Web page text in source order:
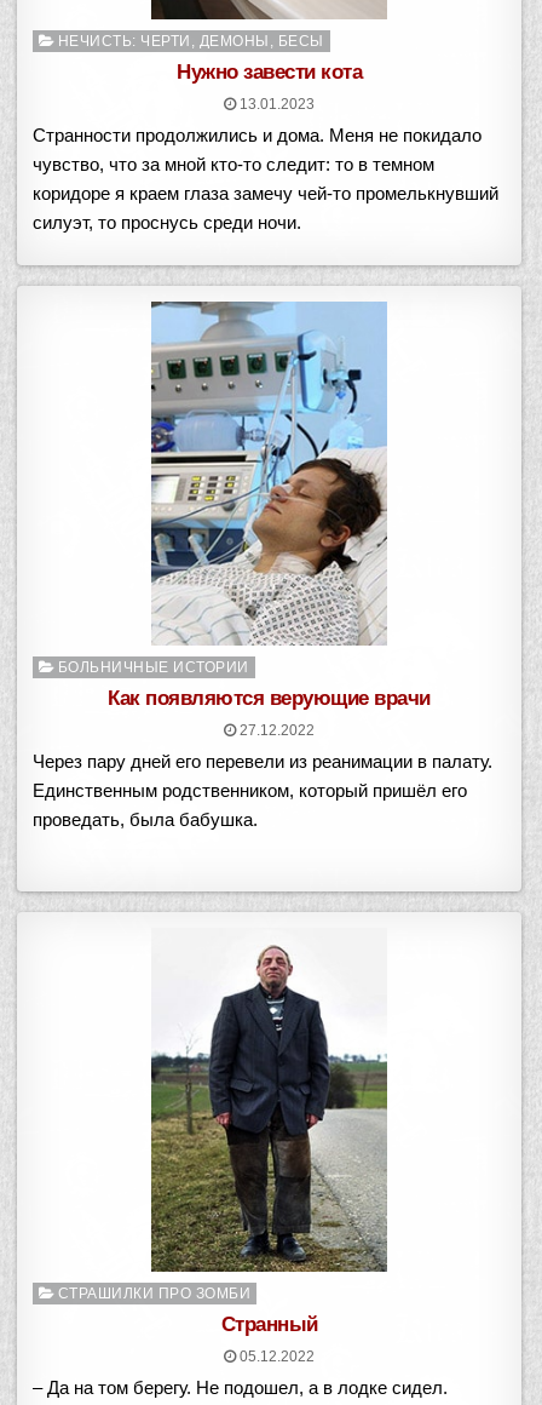
Опубликовано
НЕЧИСТЬ: ЧЕРТИ, ДЕМОНЫ, БЕСЫ
Нужно завести кота
13.01.2023
Странности продолжились и дома. Меня не покидало
чувство, что за мной кто-то следит: то в темном
коридоре я краем глаза замечу чей-то промелькнувший
силуэт, то проснусь среди ночи.
Опубликовано
БОЛЬНИЧНЫЕ ИСТОРИИ
Как появляются верующие врачи
27.12.2022
Через пару дней его перевели из реанимации в палату.
Единственным родственником, который пришёл его
проведать, была бабушка.
Опубликовано
СТРАШИЛКИ ПРО ЗОМБИ
Странный
05.12.2022
– Да на том берегу. Не подошел, а в лодке сидел.